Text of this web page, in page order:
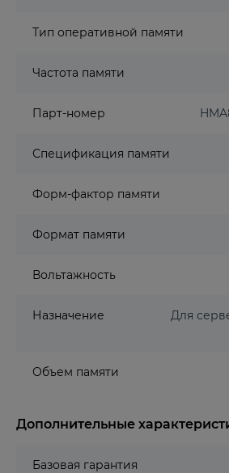
Тип оперативной памяти
Частота памяти
Парт-номер
Спецификация памяти
Форм-фактор памяти
Формат памяти
Вольтажность
Назначение
Для
Объем памяти
Дополнительные
Базовая гарантия